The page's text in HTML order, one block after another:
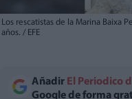
Los rescatistas de la Marina Baixa
años. / EFE
Añadir El Periodico
Google de forma